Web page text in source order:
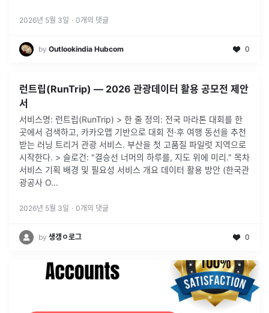
2026년 5월 3일 · 0개의 댓글
by Outlookindia Hubcom 0
런트립(RunTrip) — 2026 관광데이터 활용 공모전 제안
서
서비스명: 런트립(RunTrip) > 한 줄 정의: 전국 마라톤 대회를 한
곳에서 검색하고, 카카오맵 기반으로 대회 전·후 여행 동선을 추천
받는 러닝 트리거 관광 서비스. 부산을 첫 고품질 파일럿 지역으로
시작한다. > 슬로건: "결승선 너머의 하루를, 지도 위에 미리." 목차
서비스 기획 배경 및 필요성 서비스 개요 데이터 활용 방안 (한국관
광공사 O...
2026년 5월 3일 · 0개의 댓글
by 생갱ㅇ로그 0